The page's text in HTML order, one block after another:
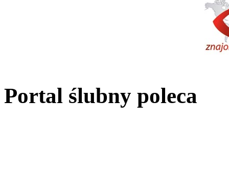
Portal ślubny poleca